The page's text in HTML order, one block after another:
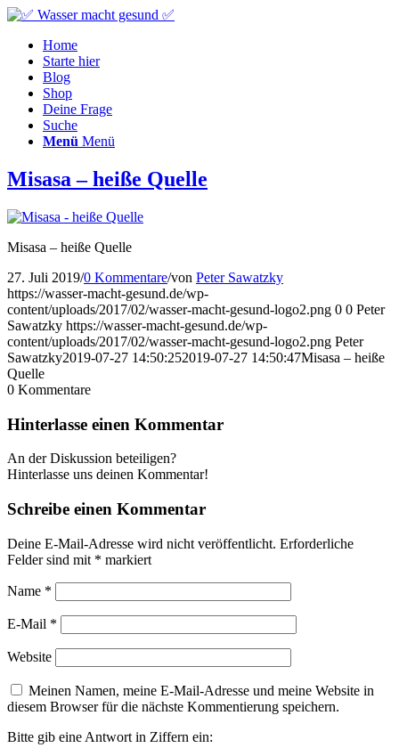
Home
Starte hier
Blog
Shop
Deine Frage
Suche
Menü Menü
Misasa – heiße Quelle
Misasa – heiße Quelle
27. Juli 2019/0 Kommentare/von Peter Sawatzky
https://wasser-macht-gesund.de/wp-
content/uploads/2017/02/wasser-macht-gesund-logo2.png 0 0 Peter
Sawatzky https://wasser-macht-gesund.de/wp-
content/uploads/2017/02/wasser-macht-gesund-logo2.png Peter
Sawatzky2019-07-27 14:50:252019-07-27 14:50:47Misasa – heiße
Quelle
0 Kommentare
Hinterlasse einen Kommentar
An der Diskussion beteiligen?
Hinterlasse uns deinen Kommentar!
Schreibe einen Kommentar
Deine E-Mail-Adresse wird nicht veröffentlicht. Erforderliche
Felder sind mit * markiert
Name *
E-Mail *
Website
Meinen Namen, meine E-Mail-Adresse und meine Website in
diesem Browser für die nächste Kommentierung speichern.
Bitte gib eine Antwort in Ziffern ein: